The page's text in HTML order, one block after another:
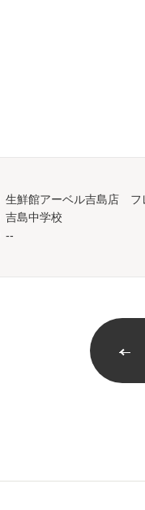
生鮮館アーベル吉島店 フ
吉島中学校
--